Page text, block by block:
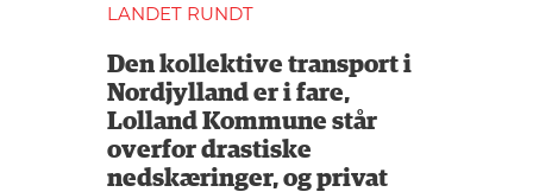
LANDET RUNDT
Den kollektive transport i
Nordjylland er i fare,
Lolland Kommune står
overfor drastiske
nedskæringer, og privat